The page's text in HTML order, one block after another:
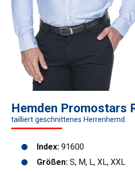
Hemden Promostars
tailliert geschnittenes Herrenhemd
Index: 91600
Größen: S, M, L, XL, XXL